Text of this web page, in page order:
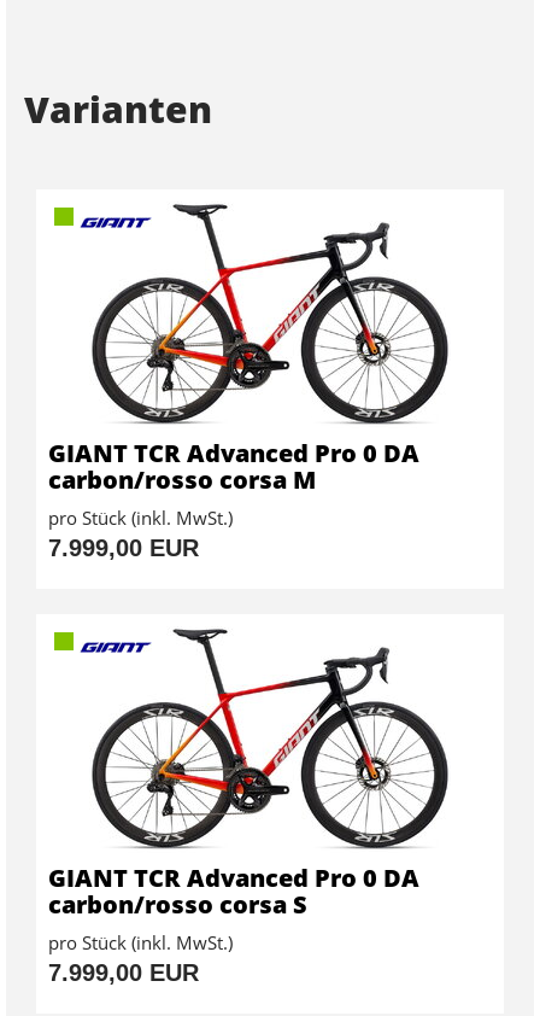
Varianten
GIANT TCR Advanced Pro 0 DA
carbon/rosso corsa M
pro Stück (inkl. MwSt.)
7.999,00 EUR
GIANT TCR Advanced Pro 0 DA
carbon/rosso corsa S
pro Stück (inkl. MwSt.)
7.999,00 EUR